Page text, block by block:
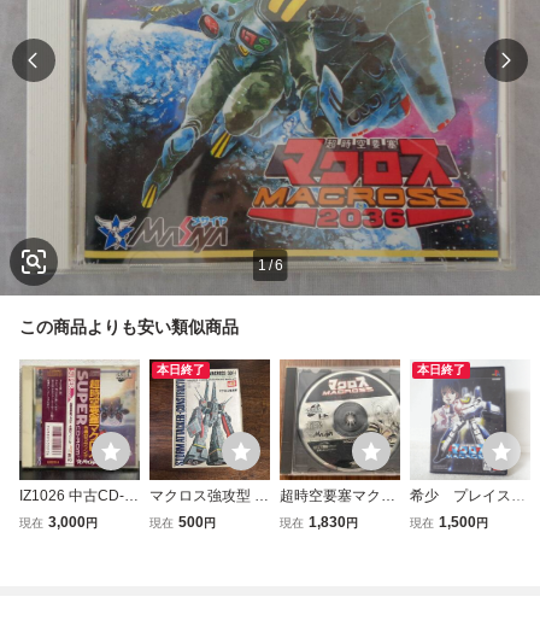
1/6
この商品よりも安い類似商品
IZ1026 中古CD-R
OM PCエンジン S
現在 3,000円
本日終了
マクロス強攻型 プ
ラモデル 超時空要
現在 500円
超時空要塞マクロ
ス 永遠のラヴソン
現在 1,830円
本日終了
希少 プレイステ
ーション2 PS2
現在 1,500円